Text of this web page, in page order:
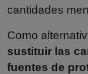
cantidades
Como
sustituir las
fuentes de